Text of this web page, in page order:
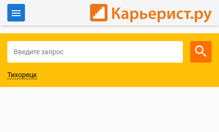
Для работодателей
Тихорецк